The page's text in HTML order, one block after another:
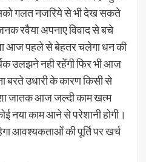
गलत नजरिये से भी देख सकते
रवैया अपनाए विवाद से बचे
आज पहले से बेहतर चलेगा धन की
उलझने नही रहेंगी फिर भी आज
उधारी के कारण किसी से
जातक आज जल्दी काम खत्म
नया काम आने से परेशानी होगी।
आवश्यकताओं की पूर्ति पर खर्च